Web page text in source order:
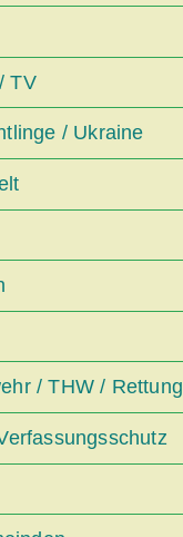
TV
/ Ukraine
/ THW / Rettung